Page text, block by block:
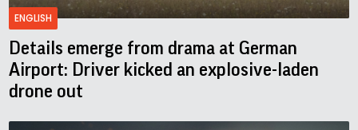
ENGLISH
Details emerge from drama at German
Airport: Driver kicked an explosive-laden
drone out